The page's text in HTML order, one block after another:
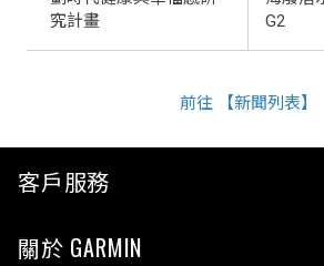
究計畫
G2
前往 【新聞列表】
客戶服務
關於 GARMIN